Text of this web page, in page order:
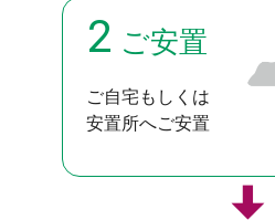
2 ご安置
ご自宅もしくは
安置所へご安置